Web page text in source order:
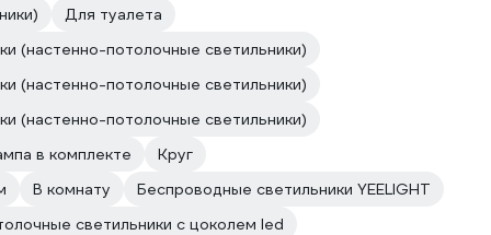
Для туалета
(настенно-потолочные светильники)
(настенно-потолочные светильники)
(настенно-потолочные светильники)
в комплекте
Круг
В комнату
Беспроводные светильники YEELIGHT
светильники с цоколем led